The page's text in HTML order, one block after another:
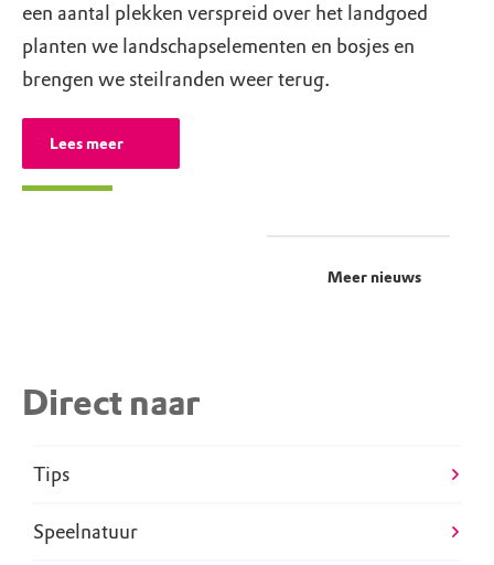
een aantal plekken verspreid over het landgoed
planten we landschapselementen en bosjes en
brengen we steilranden weer terug.
Lees meer
Meer nieuws
Direct naar
Tips
Speelnatuur